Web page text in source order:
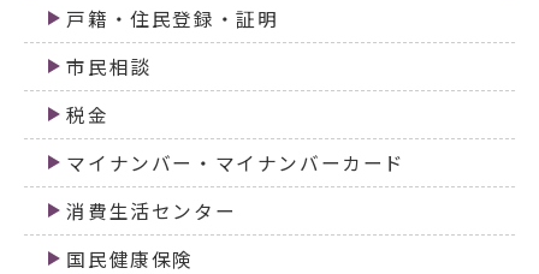
戸籍・住民登録・証明
市民相談
税金
マイナンバー・マイナンバーカード
消費生活センター
国民健康保険